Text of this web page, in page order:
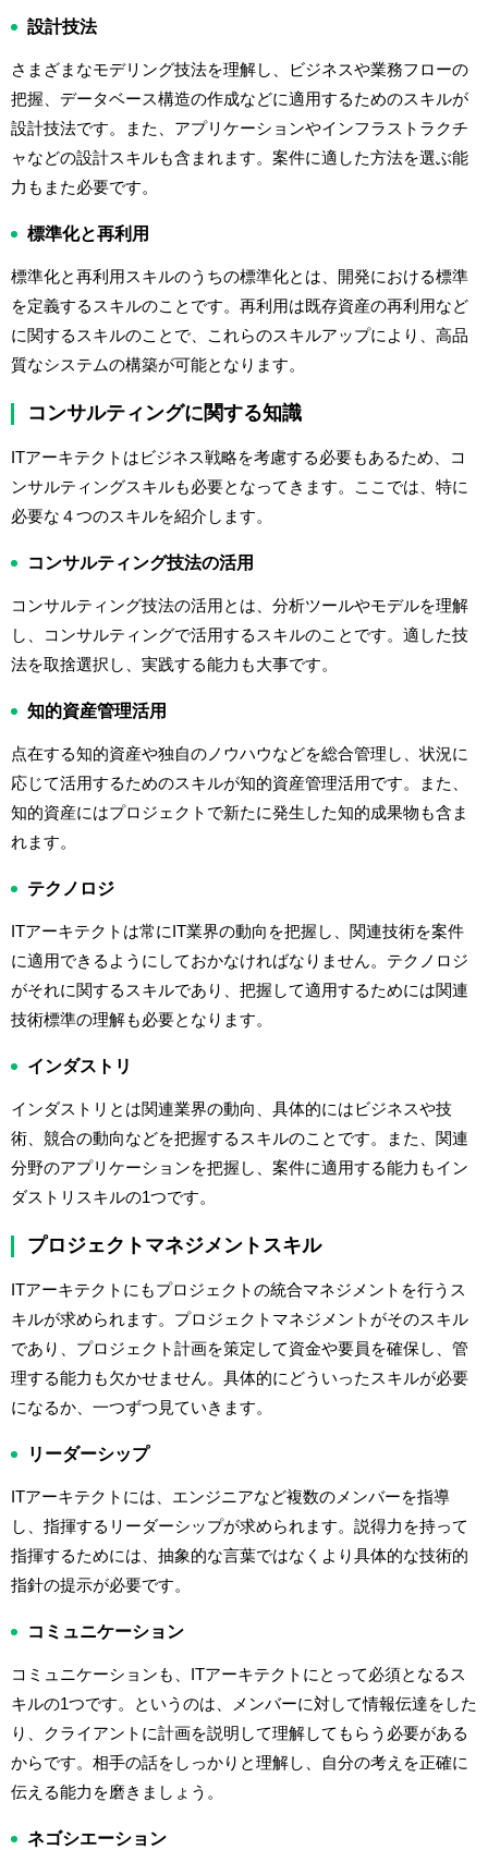
設計技法
さまざまなモデリング技法を理解し、ビジネスや業務フローの
把握、データベース構造の作成などに適用するためのスキルが
設計技法です。また、アプリケーションやインフラストラクチ
ャなどの設計スキルも含まれます。案件に適した方法を選ぶ能
力もまた必要です。
標準化と再利用
標準化と再利用スキルのうちの標準化とは、開発における標準
を定義するスキルのことです。再利用は既存資産の再利用など
に関するスキルのことで、これらのスキルアップにより、高品
質なシステムの構築が可能となります。
コンサルティングに関する知識
ITアーキテクトはビジネス戦略を考慮する必要もあるため、コ
ンサルティングスキルも必要となってきます。ここでは、特に
必要な４つのスキルを紹介します。
コンサルティング技法の活用
コンサルティング技法の活用とは、分析ツールやモデルを理解
し、コンサルティングで活用するスキルのことです。適した技
法を取捨選択し、実践する能力も大事です。
知的資産管理活用
点在する知的資産や独自のノウハウなどを総合管理し、状況に
応じて活用するためのスキルが知的資産管理活用です。また、
知的資産にはプロジェクトで新たに発生した知的成果物も含ま
れます。
テクノロジ
ITアーキテクトは常にIT業界の動向を把握し、関連技術を案件
に適用できるようにしておかなければなりません。テクノロジ
がそれに関するスキルであり、把握して適用するためには関連
技術標準の理解も必要となります。
インダストリ
インダストリとは関連業界の動向、具体的にはビジネスや技
術、競合の動向などを把握するスキルのことです。また、関連
分野のアプリケーションを把握し、案件に適用する能力もイン
ダストリスキルの1つです。
プロジェクトマネジメントスキル
ITアーキテクトにもプロジェクトの統合マネジメントを行うス
キルが求められます。プロジェクトマネジメントがそのスキル
であり、プロジェクト計画を策定して資金や要員を確保し、管
理する能力も欠かせません。具体的にどういったスキルが必要
になるか、一つずつ見ていきます。
リーダーシップ
ITアーキテクトには、エンジニアなど複数のメンバーを指導
し、指揮するリーダーシップが求められます。説得力を持って
指揮するためには、抽象的な言葉ではなくより具体的な技術的
指針の提示が必要です。
コミュニケーション
コミュニケーションも、ITアーキテクトにとって必須となるス
キルの1つです。というのは、メンバーに対して情報伝達をした
り、クライアントに計画を説明して理解してもらう必要がある
からです。相手の話をしっかりと理解し、自分の考えを正確に
伝える能力を磨きましょう。
ネゴシエーション